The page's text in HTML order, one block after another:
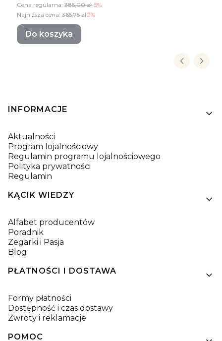
Cena regularna: 385,00 zł-5%
Najniższa cena: 365,75 zł0%
Do koszyka
Linki w stopce
INFORMACJE
Aktualności
Program lojalnościowy
Regulamin programu lojalnościowego
Polityka prywatności
Regulamin
KĄCIK WIEDZY
Alfabet producentów
Poradnik
Zegarki i Pasja
Blog
PŁATNOŚCI I DOSTAWA
Formy płatności
Dostępność i czas dostawy
Zwroty i reklamacje
POMOC